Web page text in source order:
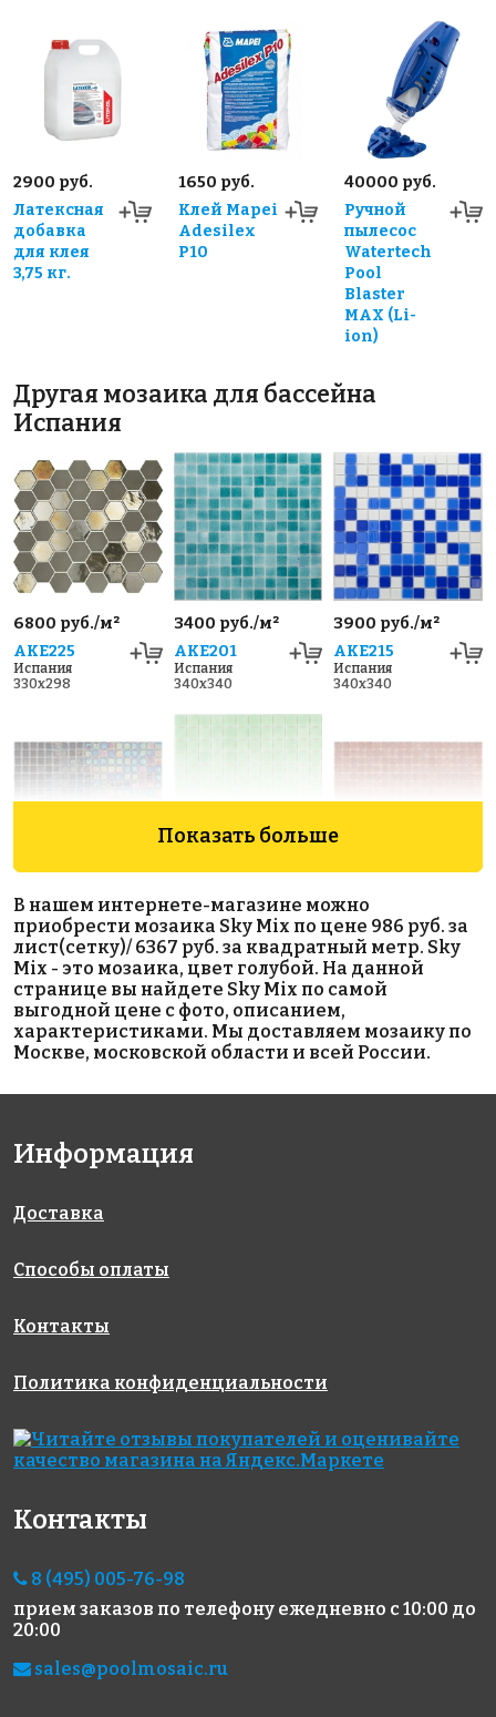
2900 руб.
Латексная
добавка
для клея
3,75 кг.
1650 руб.
Клей Mapei
Adesilex
P10
40000 руб.
Ручной
пылесос
Watertech
Pool
Blaster
MAX (Li-
ion)
Другая мозаика для бассейна
Испания
6800 руб./м²
AKE225
Испания
330x298
3400 руб./м²
AKE201
Испания
340x340
3900 руб./м²
AKE215
Испания
340x340
AKE183
Испания
313x495
AKE099
Испания
313x495
AKE097
Испания
313x495
6650 руб./м²
340x340
4344 руб./м²
AKE199
Испания
340x340
AKE016
Испания
313x495
AKE046
Испания
313x495
5593 руб./м²
4570 руб./м²
Показать больше
В нашем интернете-магазине можно
приобрести мозаика Sky Mix по цене 986 руб. за
лист(сетку)/ 6367 руб. за квадратный метр. Sky
Mix - это мозаика, цвет голубой. На данной
странице вы найдете Sky Mix по самой
выгодной цене с фото, описанием,
характеристиками. Мы доставляем мозаику по
Москве, московской области и всей России.
Информация
Доставка
Способы оплаты
Контакты
Политика конфиденциальности
Контакты
8 (495) 005-76-98
прием заказов по телефону ежедневно с 10:00 до
20:00
sales@poolmosaic.ru